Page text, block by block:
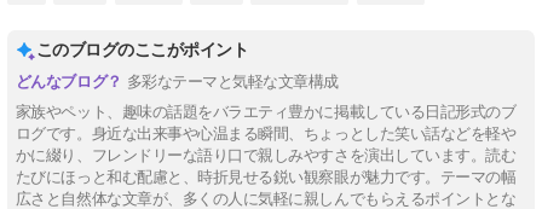
このブログのここがポイント
多彩なテーマと気軽な文章構成
家族やペット、趣味の話題をバラエティ豊かに掲載している日記形式のブ
ログです。身近な出来事や心温まる瞬間、ちょっとした笑い話などを軽や
かに綴り、フレンドリーな語り口で親しみやすさを演出しています。読む
たびにほっと和む配慮と、時折見せる鋭い観察眼が魅力です。テーマの幅
広さと自然体な文章が、多くの人に気軽に親しんでもらえるポイントとな